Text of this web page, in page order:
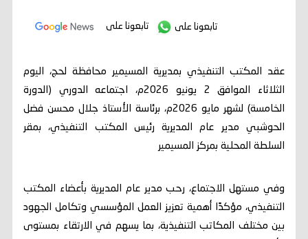
تابعونا على تابعونا على
عقد المكتب التنفيذي بمديرية المسيمير محافظة لحج، اليوم
الثلاثاء الموافق 2 يونيو 2026م، اجتماعه الدوري (الدورة
الخامسة) لشهر مايو 2026م، برئاسة الأستاذ جلال محسن فضل
الحوشبي مدير عام المديرية رئيس المكتب التنفيذي، بمقر
السلطة المحلية بمركز المسيمير
وفي مستهل الاجتماع، رحب مدير عام المديرية بأعضاء المكتب
التنفيذي، مؤكدًا أهمية تعزيز العمل المؤسسي وتكامل الجهود
بين مختلف المكاتب التنفيذية، بما يسهم في الارتقاء بمستوى